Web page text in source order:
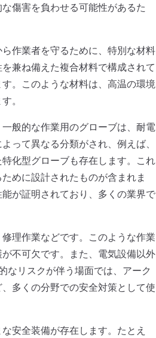
傷害を負わせる可能性があるた
作業者を守るために、特別な材料
兼ね備えた複合材料で構成されて
。このような材料は、高温の環境
。
般的な作業用のグローブは、耐電
って異なる分類がされ、例えば、
化型グローブも存在します。これ
めに設計されたものが含まれま
が証明されており、多くの業界で
理作業などです。このような作業
不可欠です。また、電気設備以外
リスクが伴う場面では、アーク
多くの分野での安全対策として使
安全装備が存在します。たとえ